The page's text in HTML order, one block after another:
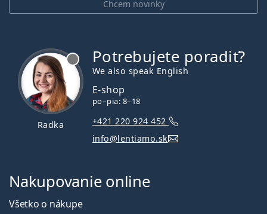
Chcem novinky
Radka
Potrebujete poradiť?
We also speak English
E-shop
po–pia: 8–18
+421 220 924 452
info@lentiamo.sk
Nakupovanie online
Všetko o nákupe